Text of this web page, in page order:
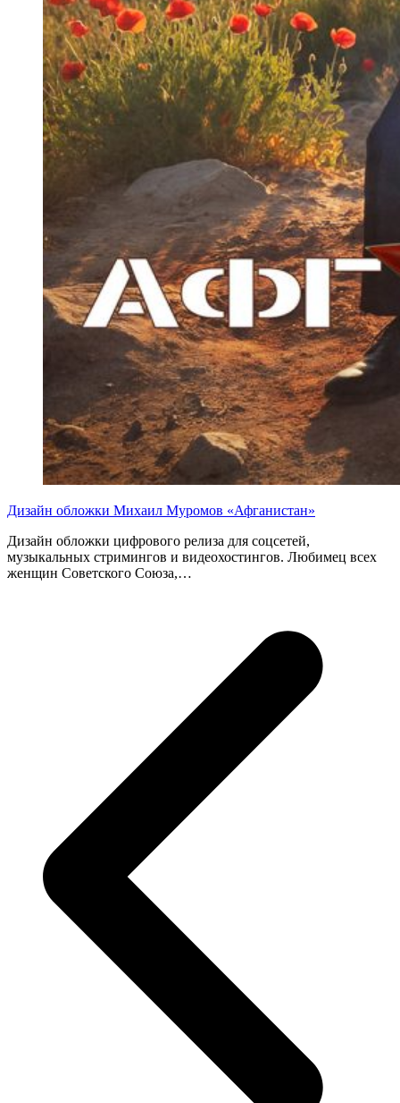
Дизайн обложки Михаил Муромов «Афганистан»
Дизайн обложки цифрового релиза для соцсетей,
музыкальных стримингов и видеохостингов. Любимец всех
женщин Советского Союза,…